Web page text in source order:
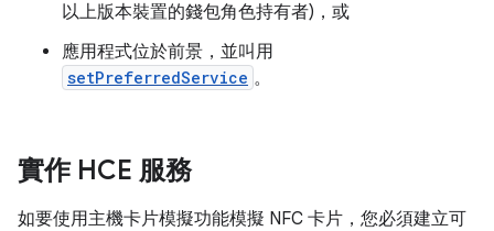
以上版本裝置的錢包角色持有者)，或
應用程式位於前景，並叫用
setPreferredService 。
實作 HCE 服務
如要使用主機卡片模擬功能模擬 NFC 卡片，您必須建立可